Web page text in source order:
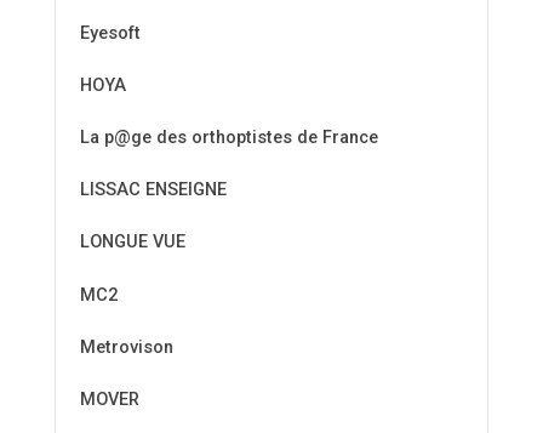
Eyesoft
HOYA
La p@ge des orthoptistes de France
LISSAC ENSEIGNE
LONGUE VUE
MC2
Metrovison
MOVER